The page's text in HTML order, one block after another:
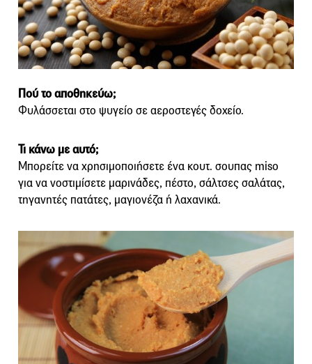
Πού το αποθηκεύω;
Φυλάσσεται στο ψυγείο σε αεροστεγές δοχείο.
Τι κάνω με αυτό;
Μπορείτε να χρησιμοποιήσετε ένα κουτ. σουπας miso
για να νοστιμίσετε μαρινάδες, πέστο, σάλτσες σαλάτας,
τηγανητές πατάτες, μαγιονέζα ή λαχανικά.